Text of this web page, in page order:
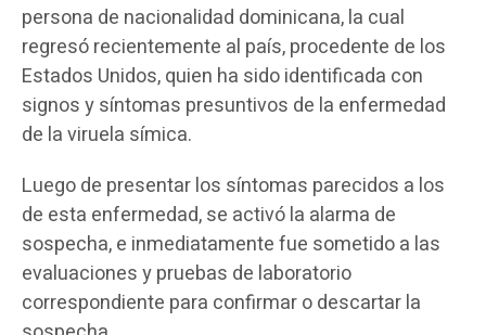
persona de nacionalidad dominicana, la cual
regresó recientemente al país, procedente de los
Estados Unidos, quien ha sido identificada con
signos y síntomas presuntivos de la enfermedad
de la viruela símica.
Luego de presentar los síntomas parecidos a los
de esta enfermedad, se activó la alarma de
sospecha, e inmediatamente fue sometido a las
evaluaciones y pruebas de laboratorio
correspondiente para confirmar o descartar la